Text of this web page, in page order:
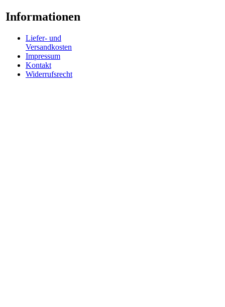
Informationen
Liefer- und
Versandkosten
Impressum
Kontakt
Widerrufsrecht